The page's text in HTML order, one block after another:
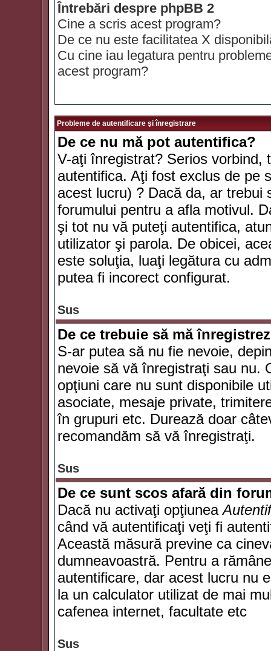
Întrebări despre phpBB 2
Cine a scris acest program?
De ce nu este facilitatea X
Cu cine iau legatura pentru
acest program?
Probleme de autentificare şi înregistrare
De ce nu mă pot autentifica?
V-aţi înregistrat? Serios vorbind,
autentifica. Aţi fost exclus de pe
acest lucru) ? Dacă da, ar trebui
forumului pentru a afla motivul.
şi tot nu vă puteţi autentifica,
utilizator şi parola. De obicei,
este soluţia, luaţi legătura cu
putea fi incorect configurat.
Sus
De ce trebuie să mă
S-ar putea să nu fie nevoie,
nevoie să vă înregistraţi sau nu.
opţiuni care nu sunt disponibile
asociate, mesaje private,
în grupuri etc. Durează doar
recomandăm să vă înregistraţi.
Sus
De ce sunt scos afară din
Dacă nu activaţi opţiunea
când vă autentificaţi veţi fi
Această măsură previne ca
dumneavoastră. Pentru a
autentificare, dar acest lucru nu
la un calculator utilizat de mai
cafenea internet, facultate etc
Sus